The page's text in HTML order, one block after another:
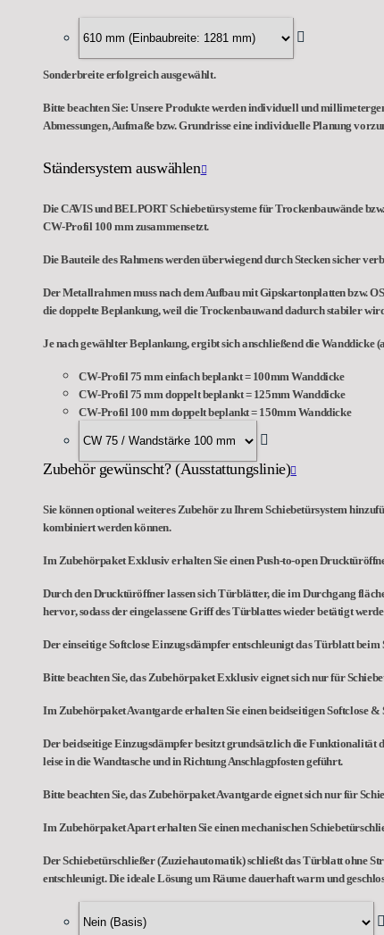
Sonderbreite erfolgreich ausgewählt.
Bitte beachten Sie: Unsere Produkte werden individuell und
Abmessungen, Aufmaße bzw. Grundrisse eine individuelle Planung
Ständersystem auswählen
Die CAVIS und BELPORT Schiebetürsysteme für Trockenbauwände
CW-Profil 100 mm zusammensetzt.
Die Bauteile des Rahmens werden überwiegend durch Stecken sicher
Der Metallrahmen muss nach dem Aufbau mit Gipskartonplatten bzw.
die doppelte Beplankung, weil die Trockenbauwand dadurch stabiler
Je nach gewählter Beplankung, ergibt sich anschließend die Wanddicke
CW-Profil 75 mm einfach beplankt = 100mm Wanddicke
CW-Profil 75 mm doppelt beplankt = 125mm Wanddicke
CW-Profil 100 mm doppelt beplankt = 150mm Wanddicke
Zubehör gewünscht? (Ausstattungslinie)
Sie können optional weiteres Zubehör zu Ihrem Schiebetürsystem
kombiniert werden können.
Im Zubehörpaket Exklusiv erhalten Sie einen Push-to-open
Durch den Drucktüröffner lassen sich Türblätter, die im Durchgang
hervor, sodass der eingelassene Griff des Türblattes wieder betätigt
Der einseitige Softclose Einzugsdämpfer entschleunigt das Türblatt
Bitte beachten Sie, das Zubehörpaket Exklusiv eignet sich nur für
Im Zubehörpaket Avantgarde erhalten Sie einen beidseitigen Softclose &
Der beidseitige Einzugsdämpfer besitzt grundsätzlich die Funktionalität
leise in die Wandtasche und in Richtung Anschlagpfosten geführt.
Bitte beachten Sie, das Zubehörpaket Avantgarde eignet sich nur für
Im Zubehörpaket Apart erhalten Sie einen mechanischen
Der Schiebetürschließer (Zuziehautomatik) schließt das Türblatt ohne
entschleunigt. Die ideale Lösung um Räume dauerhaft warm und